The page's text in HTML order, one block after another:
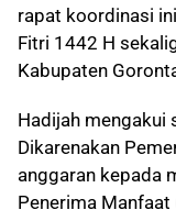
rapat koordinasi
Fitri 1442 H
Kabupaten
Hadijah mengakui
Dikarenakan
anggaran kepada
Penerima Manfaat